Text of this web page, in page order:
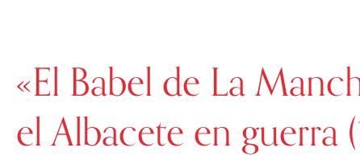
«El Babel de La
el Albacete en guerra